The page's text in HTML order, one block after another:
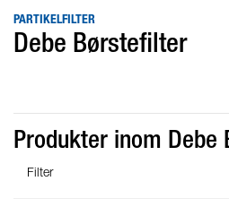
PARTIKELFILTER
Debe Børstefilter
Produkter inom Debe
Filter